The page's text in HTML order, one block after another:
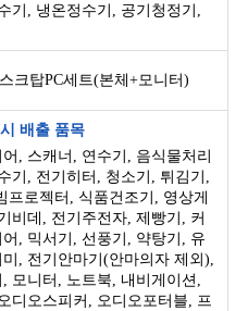
기, 냉온정수기, 공기청정기,
크탑PC세트(본체+모니터)
배출 품목
, 스캐너, 연수기, 음식물처리
기, 전기히터, 청소기, 튀김기,
프로젝터, 식품건조기, 영상게
비데, 전기주전자, 제빵기, 커
, 믹서기, 선풍기, 약탕기, 유
, 전기안마기(안마의자 제외),
모니터, 노트북, 내비게이션,
디오스피커, 오디오포터블, 프